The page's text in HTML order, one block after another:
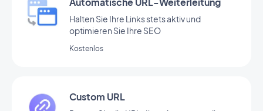
Halten Sie Ihre Links stets aktiv und
optimieren Sie Ihre SEO
Kostenlos
Custom URL